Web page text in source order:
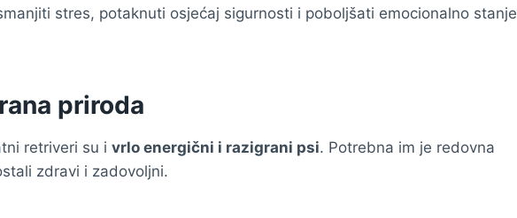
stres, potaknuti osjećaj sigurnosti i poboljšati emocionalno stanje
priroda
retriveri su i vrlo energični i razigrani psi. Potrebna im je redovna
zdravi i zadovoljni.